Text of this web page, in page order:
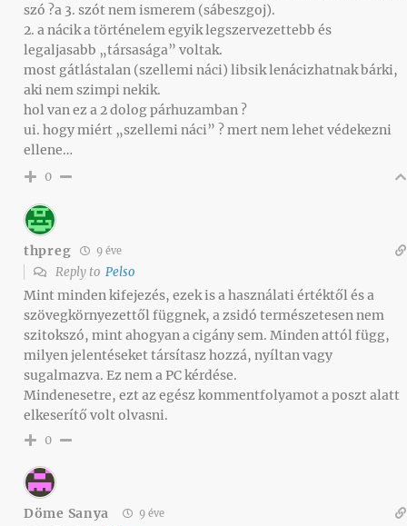
szó ?a 3. szót nem ismerem (sábeszgoj).
2. a nácik a történelem egyik legszervezettebb és
legaljasabb „társasága” voltak.
most gátlástalan (szellemi náci) libsik lenácizhatnak bárki,
aki nem szimpi nekik.
hol van ez a 2 dolog párhuzamban ?
ui. hogy miért „szellemi náci” ? mert nem lehet védekezni
ellene…
0
thpreg 9 éve
Reply to Pelso
Mint minden kifejezés, ezek is a használati értéktől és a
szövegkörnyezettől függnek, a zsidó természetesen nem
szitokszó, mint ahogyan a cigány sem. Minden attól függ,
milyen jelentéseket társítasz hozzá, nyíltan vagy
sugalmazva. Ez nem a PC kérdése.
Mindenesetre, ezt az egész kommentfolyamot a poszt alatt
elkeserítő volt olvasni.
0
Döme Sanya 9 éve